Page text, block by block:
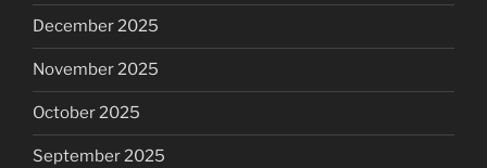
December 2025
November 2025
October 2025
September 2025